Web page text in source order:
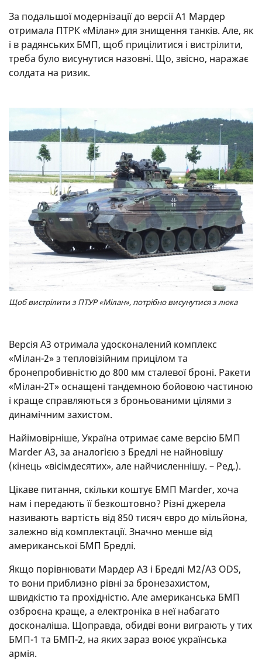
За подальшої модернізації до версії А1 Мардер
отримала ПТРК «Мілан» для знищення танків. Але, як
і в радянських БМП, щоб прицілитися і вистрілити,
треба було висунутися назовні. Що, звісно, наражає
солдата на ризик.
Щоб вистрілити з ПТУР «Мілан», потрібно висунутися з люка
Версія А3 отримала удосконалений комплекс
«Мілан-2» з тепловізійним прицілом та
бронепробивністю до 800 мм сталевої броні. Ракети
«Мілан-2Т» оснащені тандемною бойовою частиною
і краще справляються з броньованими цілями з
динамічним захистом.
Найімовірніше, Україна отримає саме версію БМП
Marder A3, за аналогією з Бредлі не найновішу
(кінець «вісімдесятих», але найчисленнішу. – Ред.).
Цікаве питання, скільки коштує БМП Marder, хоча
нам і передають її безкоштовно? Різні джерела
називають вартість від 850 тисяч євро до мільйона,
залежно від комплектації. Значно менше від
американської БМП Бредлі.
Якщо порівнювати Мардер А3 і Бредлі M2/A3 ODS,
то вони приблизно рівні за бронезахистом,
швидкістю та прохідністю. Але американська БМП
озброєна краще, а електроніка в неї набагато
досконаліша. Щоправда, обидві вони виграють у тих
БМП-1 та БМП-2, на яких зараз воює українська
армія.